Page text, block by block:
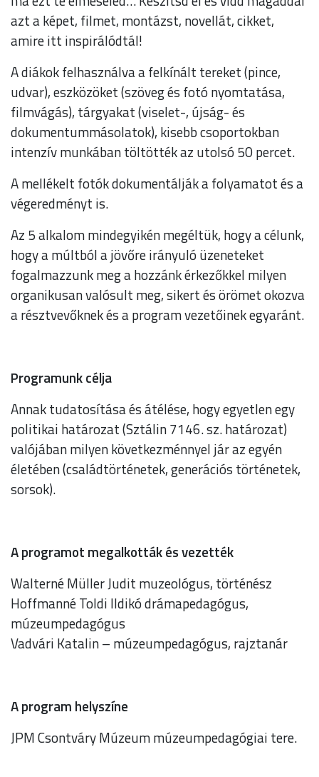
azt a képet, filmet, montázst, novellát, cikket,
amire itt inspirálódtál!
A diákok felhasználva a felkínált tereket (pince,
udvar), eszközöket (szöveg és fotó nyomtatása,
filmvágás), tárgyakat (viselet-, újság- és
dokumentummásolatok), kisebb csoportokban
intenzív munkában töltötték az utolsó 50 percet.
A mellékelt fotók dokumentálják a folyamatot és a
végeredményt is.
Az 5 alkalom mindegyikén megéltük, hogy a célunk,
hogy a múltból a jövőre irányuló üzeneteket
fogalmazzunk meg a hozzánk érkezőkkel milyen
organikusan valósult meg, sikert és örömet okozva
a résztvevőknek és a program vezetőinek egyaránt.
Programunk célja
Annak tudatosítása és átélése, hogy egyetlen egy
politikai határozat (Sztálin 7146. sz. határozat)
valójában milyen következménnyel jár az egyén
életében (családtörténetek, generációs történetek,
sorsok).
A programot megalkották és vezették
Walterné Müller Judit muzeológus, történész
Hoffmanné Toldi Ildikó drámapedagógus,
múzeumpedagógus
Vadvári Katalin – múzeumpedagógus, rajztanár
A program helyszíne
JPM Csontváry Múzeum múzeumpedagógiai tere.